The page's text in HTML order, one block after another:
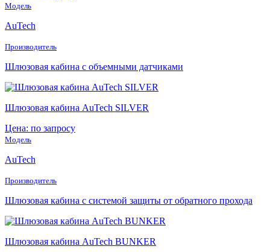
Модель
AuTech
Производитель
Шлюзовая кабина с объемными датчиками
Шлюзовая кабина AuTech SILVER
Цена: по запросу
Модель
AuTech
Производитель
Шлюзовая кабина с системой защиты от обратного прохода
Шлюзовая кабина AuTech BUNKER